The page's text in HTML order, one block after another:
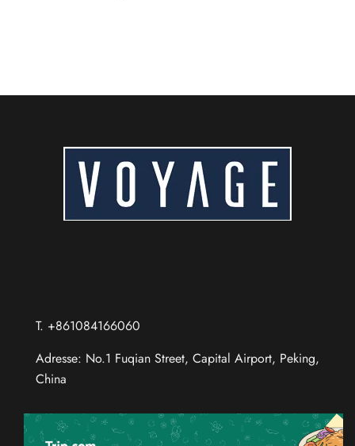
T. +861084166060
Adresse: No.1 Fuqian Street, Capital Airport, Peking,
China